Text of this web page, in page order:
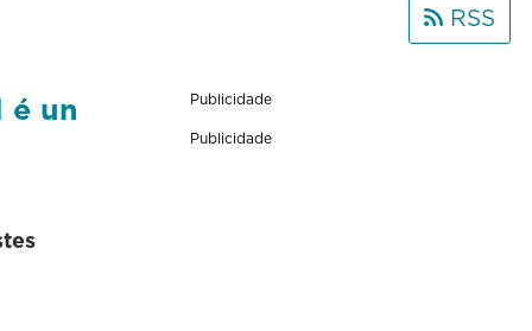
RSS
é un
Publicidade
Publicidade